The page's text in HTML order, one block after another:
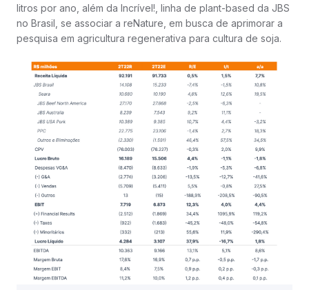
litros por ano, além da Incrível!, linha de plant-based da JBS
no Brasil, se associar a reNature, em busca de aprimorar a
pesquisa em agricultura regenerativa para cultura de soja.